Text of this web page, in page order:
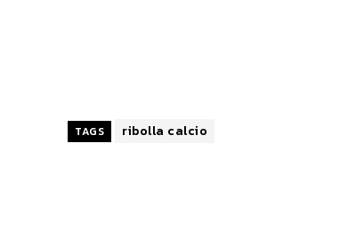
TAGS ribolla calcio